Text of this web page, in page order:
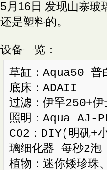
5月16日 发现山寨玻
还是塑料的。
设备一览：
草缸：Aqua50 普
底床：ADAII
过滤：伊罕250+
照明：Aqua AJ-
CO2：DIY(明矾+
璃细化器 每秒2泡
植物：迷你矮珍珠